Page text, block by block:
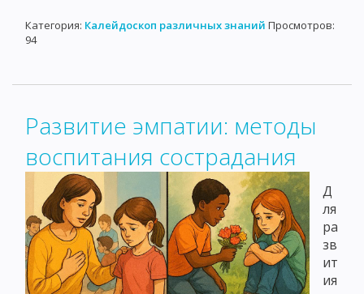
Категория: Калейдоскоп различных знаний Просмотров:
94
Развитие эмпатии: методы
воспитания сострадания
Д
ля
ра
зв
ит
ия